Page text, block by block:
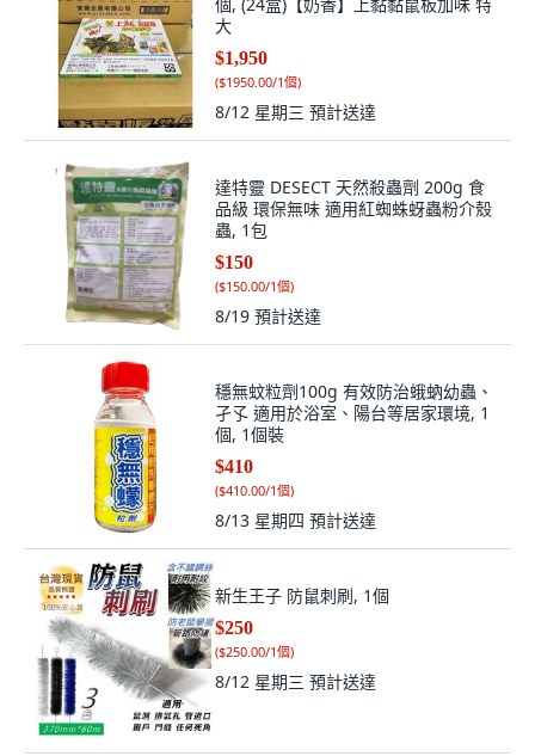
大
$1,950
($1950.00/1個)
8/12 星期三 預計送達
達特靈 DESECT 天然殺蟲劑 200g 食
品級 環保無味 適用紅蜘蛛蚜蟲粉介殼
蟲, 1包
$150
($150.00/1個)
8/19 預計送達
穩無蚊粒劑100g 有效防治蛾蚋幼蟲、
孑孓 適用於浴室、陽台等居家環境, 1
個, 1個裝
$410
($410.00/1個)
8/13 星期四 預計送達
新生王子 防鼠刺刷, 1個
$250
($250.00/1個)
8/12 星期三 預計送達